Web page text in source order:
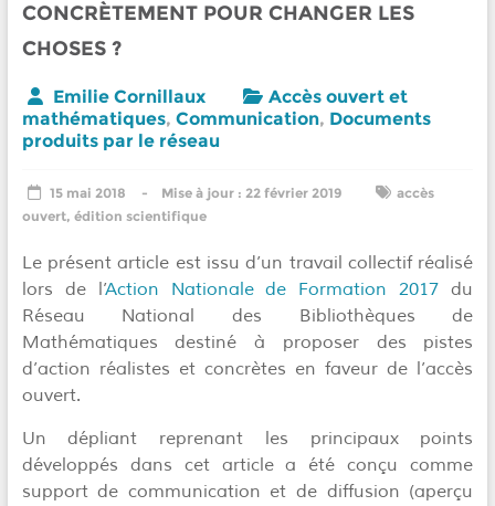
CONCRÈTEMENT POUR CHANGER LES
CHOSES ?
Emilie Cornillaux
Accès ouvert et
mathématiques, Communication, Documents
produits par le réseau
15 mai 2018 22 février 2019
accès
ouvert, édition scientifique
Le présent article est issu d’un travail collectif réalisé
lors de l’Action Nationale de Formation 2017 du
Réseau National des Bibliothèques de
Mathématiques destiné à proposer des pistes
d’action réalistes et concrètes en faveur de l’accès
ouvert.
Un dépliant reprenant les principaux points
développés dans cet article a été conçu comme
support de communication et de diffusion (aperçu